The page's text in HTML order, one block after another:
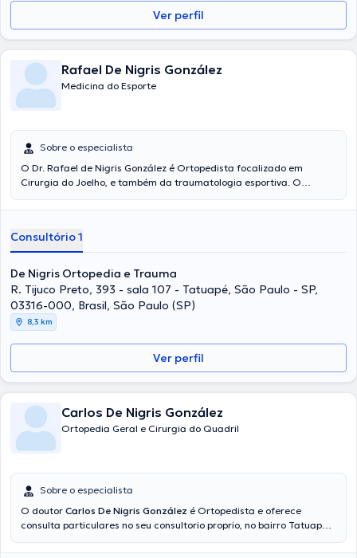
Ver perfil
Rafael De Nigris González
Medicina do Esporte
Sobre o especialista
O Dr. Rafael de Nigris González é Ortopedista focalizado em
Cirurgia do Joelho, e também da traumatologia esportiva. O
Leste de São Paulo, onde ele somente atende consultas
Artroscopia, Cirurgia do Joelho, Reconstrução Ligamentar,
Traumatologia Esportiva e Intervenção em dor.
Consultório 1
De Nigris Ortopedia e Trauma
R. Tijuco Preto, 393 - sala 107 - Tatuapé, São Paulo - SP,
03316-000, Brasil, São Paulo (SP)
8,3 km
Ver perfil
Carlos De Nigris González
Ortopedia Geral e Cirurgia do Quadril
Sobre o especialista
O doutor Carlos De Nigris González é Ortopedista e oferece
consulta particulares no seu consultorio proprio, no bairro Tatuapé,
amplos conhecimentos em sua área de especialidade. É